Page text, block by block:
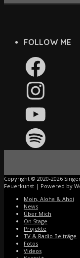
FOLLOW ME
Facebook
Instagram
YouTube
Spotify
Copyright © 2020-2026
Feuerkunst | Powered by
Moin, Aloha & Ahoi
News
Über Mich
On Stage
Projekte
TV & Radio Beiträge
Fotos
Videos